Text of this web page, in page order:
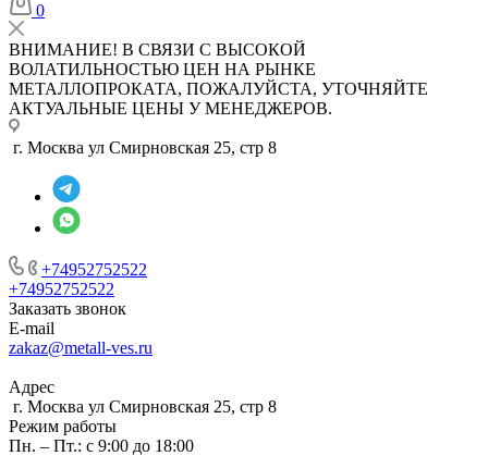
0
ВНИМАНИЕ! В СВЯЗИ С ВЫСОКОЙ
ВОЛАТИЛЬНОСТЬЮ ЦЕН НА РЫНКЕ
МЕТАЛЛОПРОКАТА, ПОЖАЛУЙСТА, УТОЧНЯЙТЕ
АКТУАЛЬНЫЕ ЦЕНЫ У МЕНЕДЖЕРОВ.
г. Москва ул Смирновская 25, стр 8
+74952752522
+74952752522
Заказать звонок
E-mail
zakaz@metall-ves.ru
Адрес
г. Москва ул Смирновская 25, стр 8
Режим работы
Пн. – Пт.: с 9:00 до 18:00